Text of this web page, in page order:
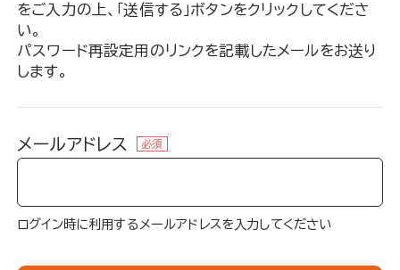
をご入力の上、「送信する」ボタンをクリックしてくださ
い。
パスワード再設定用のリンクを記載したメールをお送り
します。
メールアドレス 必須
ログイン時に利用するメールアドレスを入力してください